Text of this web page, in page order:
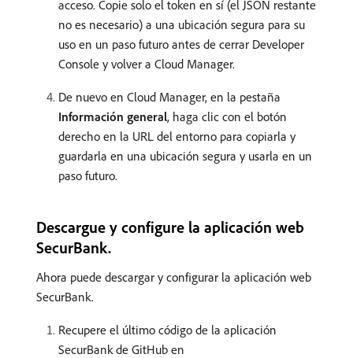
acceso. Copie solo el token en sí (el JSON restante
no es necesario) a una ubicación segura para su
uso en un paso futuro antes de cerrar Developer
Console y volver a Cloud Manager.
De nuevo en Cloud Manager, en la pestaña
Información general, haga clic con el botón
derecho en la URL del entorno para copiarla y
guardarla en una ubicación segura y usarla en un
paso futuro.
Descargue y configure la aplicación web
SecurBank.
Ahora puede descargar y configurar la aplicación web
SecurBank.
Recupere el último código de la aplicación
SecurBank de GitHub en